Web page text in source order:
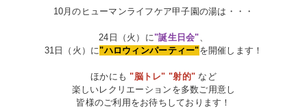
10月のヒューマンライフケア甲子園の湯は・・・
24日（火）に"誕生日会"、
31 日（火）に"ハロウィンパーティー"を開催します！
ほかにも"脳トレ" "射的" など
楽しいレクリエーションを多数ご用意し
皆様のご利用をお待ちしております！